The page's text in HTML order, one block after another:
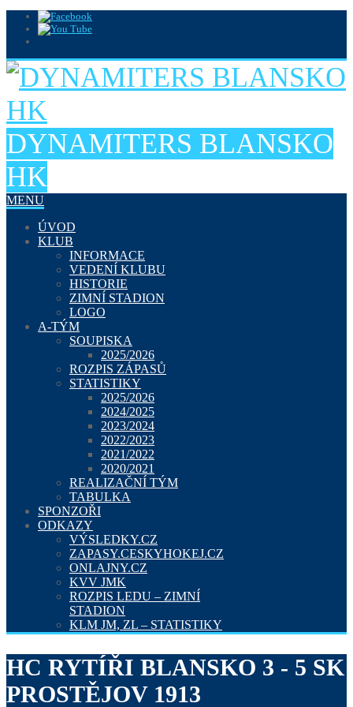
DYNAMITERS BLANSKO
HK
MENU
ÚVOD
KLUB
INFORMACE
VEDENÍ KLUBU
HISTORIE
ZIMNÍ STADION
LOGO
A-TÝM
SOUPISKA
2025/2026
ROZPIS ZÁPASŮ
STATISTIKY
2025/2026
2024/2025
2023/2024
2022/2023
2021/2022
2020/2021
REALIZAČNÍ TÝM
TABULKA
SPONZOŘI
ODKAZY
VÝSLEDKY.CZ
ZAPASY.CESKYHOKEJ.CZ
ONLAJNY.CZ
KVV JMK
ROZPIS LEDU – ZIMNÍ
STADION
KLM JM, ZL – STATISTIKY
HC RYTÍŘI BLANSKO 3 - 5 SK
PROSTĚJOV 1913